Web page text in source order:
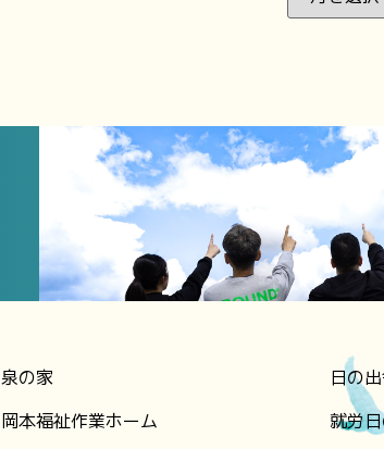
泉の家
岡本福祉作業ホーム
日の
就労